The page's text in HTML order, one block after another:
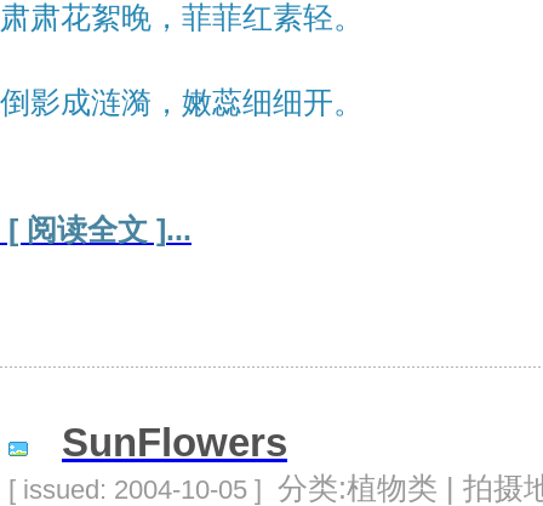
肃肃花絮晚，菲菲红素轻。
倒影成涟漪，嫩蕊细细开。
[ 阅读全文 ]...
SunFlowers
[ issued: 2004-10-05 ] 分类:植物类 | 拍摄